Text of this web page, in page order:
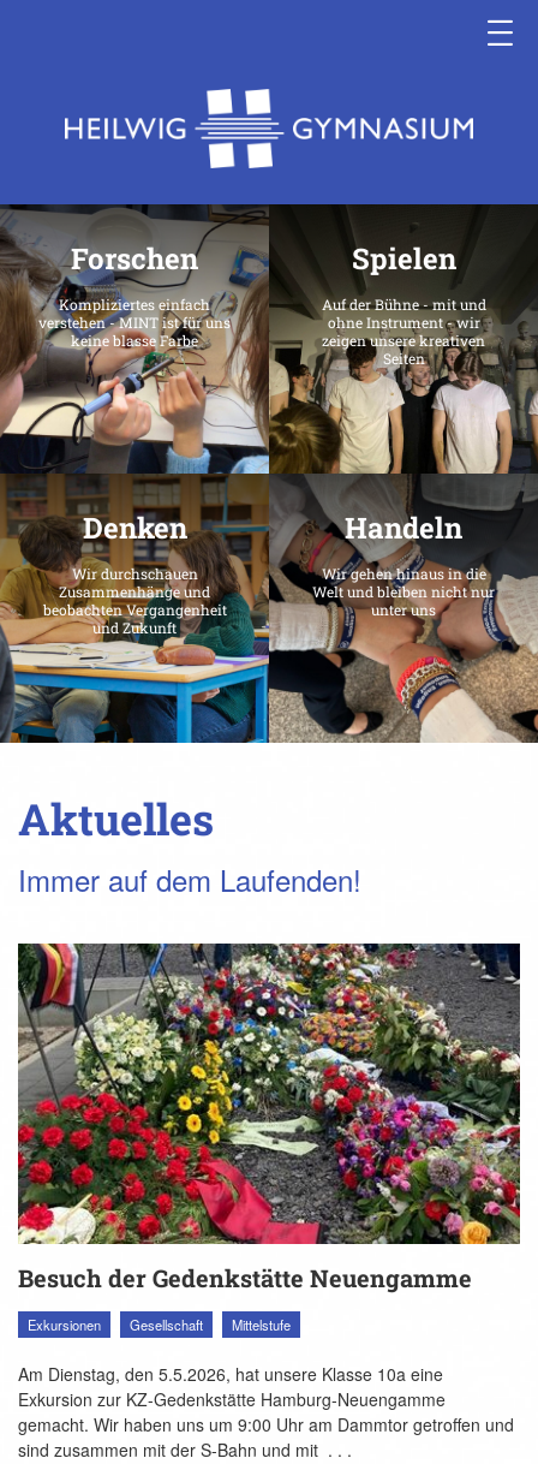
Forschen
Kompliziertes einfach
verstehen - MINT ist für uns
keine blasse Farbe
Spielen
Auf der Bühne - mit und
ohne Instrument - wir
zeigen unsere kreativen
Seiten
Denken
Wir durchschauen
Zusammenhänge und
beobachten Vergangenheit
und Zukunft
Handeln
Wir gehen hinaus in die
Welt und bleiben nicht nur
unter uns
Aktuelles
Immer auf dem Laufenden!
Besuch der Gedenkstätte Neuengamme
Exkursionen Gesellschaft Mittelstufe
Am Dienstag, den 5.5.2026, hat unsere Klasse 10a eine
Exkursion zur KZ-Gedenkstätte Hamburg-Neuengamme
gemacht. Wir haben uns um 9:00 Uhr am Dammtor getroffen und
sind zusammen mit der S-Bahn und mit . . .